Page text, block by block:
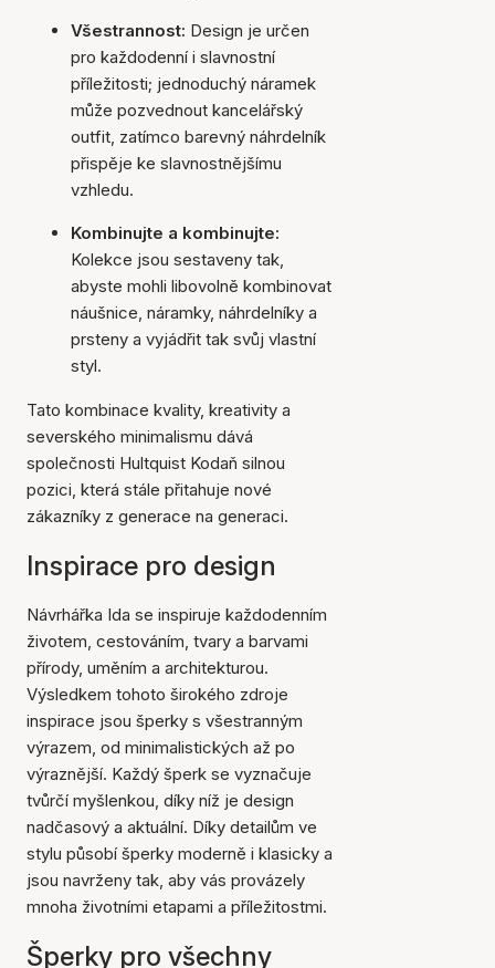
Všestrannost: Design je určen
pro každodenní i slavnostní
příležitosti; jednoduchý náramek
může pozvednout kancelářský
outfit, zatímco barevný náhrdelník
přispěje ke slavnostnějšímu
vzhledu.
Kombinujte a kombinujte:
Kolekce jsou sestaveny tak,
abyste mohli libovolně kombinovat
náušnice, náramky, náhrdelníky a
prsteny a vyjádřit tak svůj vlastní
styl.
Tato kombinace kvality, kreativity a
severského minimalismu dává
společnosti Hultquist Kodaň silnou
pozici, která stále přitahuje nové
zákazníky z generace na generaci.
Inspirace pro design
Návrhářka Ida se inspiruje každodenním
životem, cestováním, tvary a barvami
přírody, uměním a architekturou.
Výsledkem tohoto širokého zdroje
inspirace jsou šperky s všestranným
výrazem, od minimalistických až po
výraznější. Každý šperk se vyznačuje
tvůrčí myšlenkou, díky níž je design
nadčasový a aktuální. Díky detailům ve
stylu působí šperky moderně i klasicky a
jsou navrženy tak, aby vás provázely
mnoha životními etapami a příležitostmi.
Šperky pro všechny